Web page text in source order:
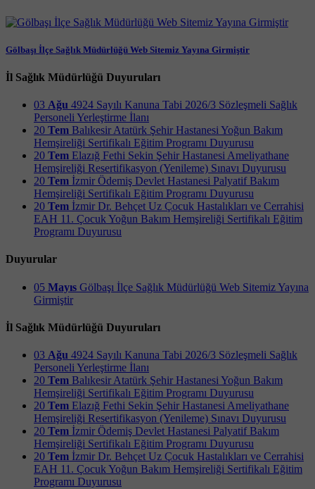
Gölbaşı İlçe Sağlık Müdürlüğü Web Sitemiz Yayına Girmiştir
İl Sağlık Müdürlüğü Duyuruları
03 Ağu 4924 Sayılı Kanuna Tabi 2026/3 Sözleşmeli Sağlık
Personeli Yerleştirme İlanı
20 Tem Balıkesir Atatürk Şehir Hastanesi Yoğun Bakım
Hemşireliği Sertifikalı Eğitim Programı Duyurusu
20 Tem Elazığ Fethi Sekin Şehir Hastanesi Ameliyathane
Hemşireliği Resertifikasyon (Yenileme) Sınavı Duyurusu
20 Tem İzmir Ödemiş Devlet Hastanesi Palyatif Bakım
Hemşireliği Sertifikalı Eğitim Programı Duyurusu
20 Tem İzmir Dr. Behçet Uz Çocuk Hastalıkları ve Cerrahisi
EAH 11. Çocuk Yoğun Bakım Hemşireliği Sertifikalı Eğitim
Programı Duyurusu
Duyurular
05 Mayıs Gölbaşı İlçe Sağlık Müdürlüğü Web Sitemiz Yayına
Girmiştir
İl Sağlık Müdürlüğü Duyuruları
03 Ağu 4924 Sayılı Kanuna Tabi 2026/3 Sözleşmeli Sağlık
Personeli Yerleştirme İlanı
20 Tem Balıkesir Atatürk Şehir Hastanesi Yoğun Bakım
Hemşireliği Sertifikalı Eğitim Programı Duyurusu
20 Tem Elazığ Fethi Sekin Şehir Hastanesi Ameliyathane
Hemşireliği Resertifikasyon (Yenileme) Sınavı Duyurusu
20 Tem İzmir Ödemiş Devlet Hastanesi Palyatif Bakım
Hemşireliği Sertifikalı Eğitim Programı Duyurusu
20 Tem İzmir Dr. Behçet Uz Çocuk Hastalıkları ve Cerrahisi
EAH 11. Çocuk Yoğun Bakım Hemşireliği Sertifikalı Eğitim
Programı Duyurusu